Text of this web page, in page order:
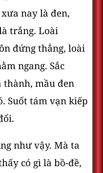
nay là đen,
trắng. Loài
đứng thẳng, loài
ngang. Sắc
mầu đen
Suốt tám vạn kiếp
như vậy. Mà ta
có gì là bồ-đề,